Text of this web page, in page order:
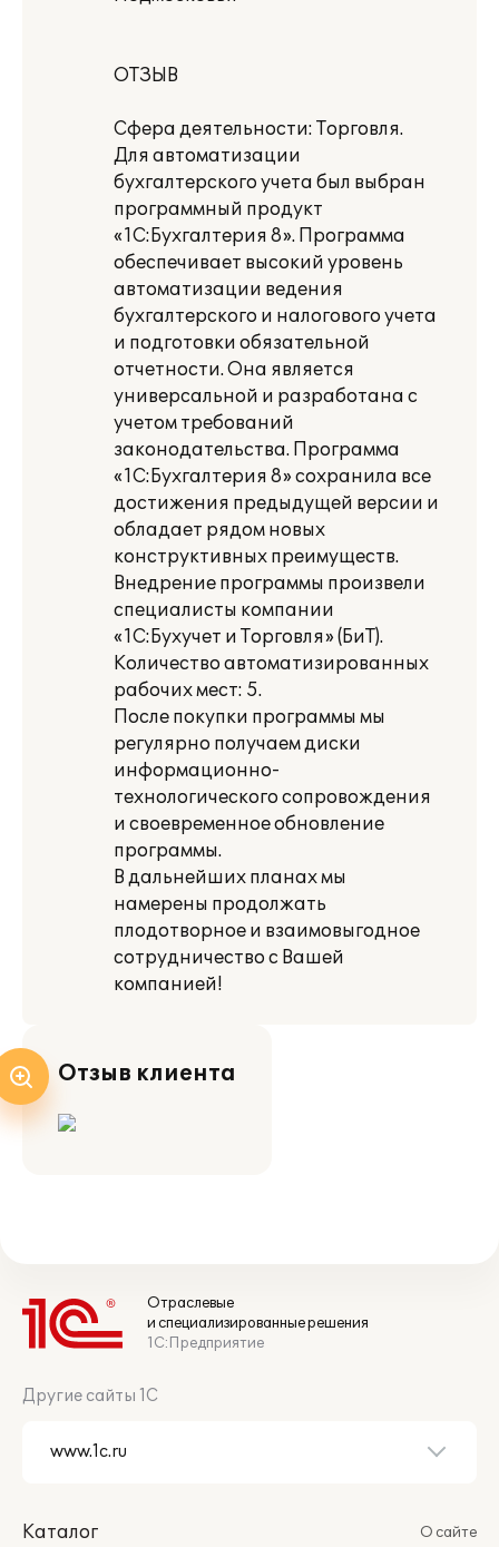
ОТЗЫВ
Сфера деятельности: Торговля.
Для автоматизации
бухгалтерского учета был выбран
программный продукт
«1С:Бухгалтерия 8». Программа
обеспечивает высокий уровень
автоматизации ведения
бухгалтерского и налогового учета
и подготовки обязательной
отчетности. Она является
универсальной и разработана с
учетом требований
законодательства. Программа
«1С:Бухгалтерия 8» сохранила все
достижения предыдущей версии и
обладает рядом новых
конструктивных преимуществ.
Внедрение программы произвели
специалисты компании
«1С:Бухучет и Торговля» (БиТ).
Количество автоматизированных
рабочих мест: 5.
После покупки программы мы
регулярно получаем диски
информационно-
технологического сопровождения
и своевременное обновление
программы.
В дальнейших планах мы
намерены продолжать
плодотворное и взаимовыгодное
сотрудничество с Вашей
компанией!
Отзыв клиента
Отраслевые
и специализированные решения
1С:Предприятие
Другие сайты 1С
Каталог
О сайте